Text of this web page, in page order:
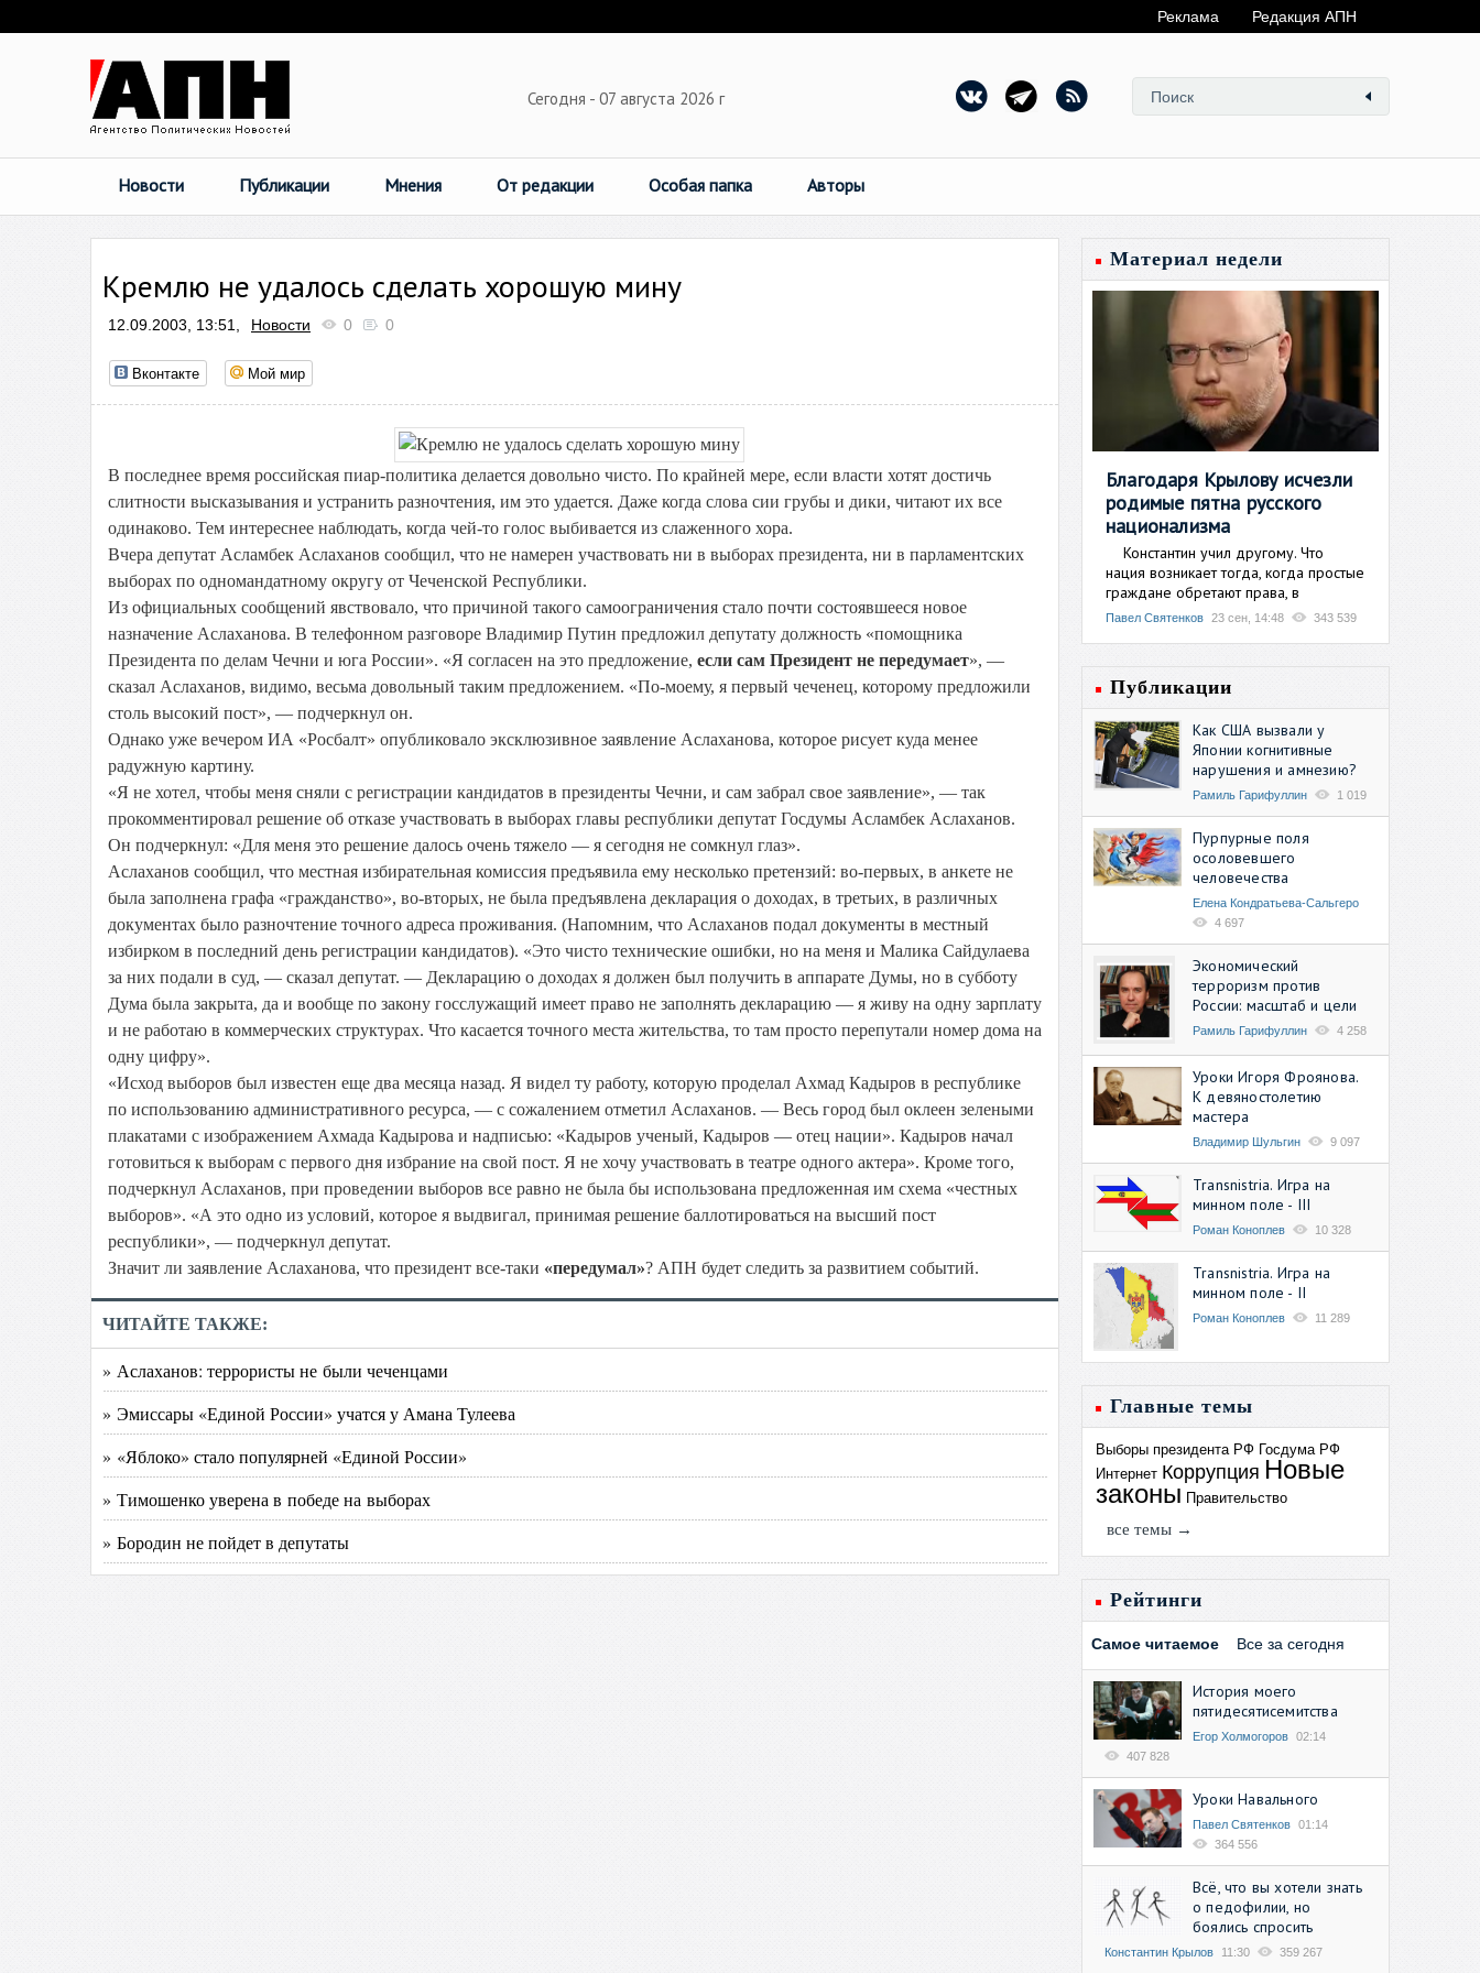
Реклама Редакция АПН
Сегодня - 07 августа 2026 г
Новости Публикации Мнения От редакции Особая папка Авторы
Кремлю не удалось сделать хорошую мину
12.09.2003, 13:51, Новости 0 0
Вконтакте Мой мир
В последнее время российская пиар-политика делается довольно чисто. По крайней мере, если власти хотят достичь
слитности высказывания и устранить разночтения, им это удается. Даже когда слова сии грубы и дики, читают их все
одинаково. Тем интереснее наблюдать, когда чей-то голос выбивается из слаженного хора.
Вчера депутат Асламбек Аслаханов сообщил, что не намерен участвовать ни в выборах президента, ни в парламентских
выборах по одномандатному округу от Чеченской Республики.
Из официальных сообщений явствовало, что причиной такого самоограничения стало почти состоявшееся новое
назначение Аслаханова. В телефонном разговоре Владимир Путин предложил депутату должность «помощника
Президента по делам Чечни и юга России». «Я согласен на это предложение, если сам Президент не передумает», —
сказал Аслаханов, видимо, весьма довольный таким предложением. «По-моему, я первый чеченец, которому предложили
столь высокий пост», — подчеркнул он.
Однако уже вечером ИА «Росбалт» опубликовало эксклюзивное заявление Аслаханова, которое рисует куда менее
радужную картину.
«Я не хотел, чтобы меня сняли с регистрации кандидатов в президенты Чечни, и сам забрал свое заявление», — так
прокомментировал решение об отказе участвовать в выборах главы республики депутат Госдумы Асламбек Аслаханов.
Он подчеркнул: «Для меня это решение далось очень тяжело — я сегодня не сомкнул глаз».
Аслаханов сообщил, что местная избирательная комиссия предъявила ему несколько претензий: во-первых, в анкете не
была заполнена графа «гражданство», во-вторых, не была предъявлена декларация о доходах, в третьих, в различных
документах было разночтение точного адреса проживания. (Напомним, что Аслаханов подал документы в местный
избирком в последний день регистрации кандидатов). «Это чисто технические ошибки, но на меня и Малика Сайдулаева
за них подали в суд, — сказал депутат. — Декларацию о доходах я должен был получить в аппарате Думы, но в субботу
Дума была закрыта, да и вообще по закону госслужащий имеет право не заполнять декларацию — я живу на одну зарплату
и не работаю в коммерческих структурах. Что касается точного места жительства, то там просто перепутали номер дома на
одну цифру».
«Исход выборов был известен еще два месяца назад. Я видел ту работу, которую проделал Ахмад Кадыров в республике
по использованию административного ресурса, — с сожалением отметил Аслаханов. — Весь город был оклеен зелеными
плакатами с изображением Ахмада Кадырова и надписью: «Кадыров ученый, Кадыров — отец нации». Кадыров начал
готовиться к выборам с первого дня избрание на свой пост. Я не хочу участвовать в театре одного актера». Кроме того,
подчеркнул Аслаханов, при проведении выборов все равно не была бы использована предложенная им схема «честных
выборов». «А это одно из условий, которое я выдвигал, принимая решение баллотироваться на высший пост
республики», — подчеркнул депутат.
Значит ли заявление Аслаханова, что президент все-таки «передумал»? АПН будет следить за развитием событий.
ЧИТАЙТЕ ТАКЖЕ:
» Аслаханов: террористы не были чеченцами
» Эмиссары «Единой России» учатся у Амана Тулеева
» «Яблоко» стало популярней «Единой России»
» Тимошенко уверена в победе на выборах
» Бородин не пойдет в депутаты
Материал недели
Благодаря Крылову исчезли
родимые пятна русского
национализма
Константин учил другому. Что
нация возникает тогда, когда простые
граждане обретают права, в
Павел Святенков 23 сен, 14:48 343 539
Публикации
Как США вызвали у
Японии когнитивные
нарушения и амнезию?
Рамиль Гарифуллин 1 019
Пурпурные поля
осоловевшего
человечества
Елена Кондратьева-Сальгеро
4 697
Экономический
терроризм против
России: масштаб и цели
Рамиль Гарифуллин 4 258
Уроки Игоря Фроянова.
К девяностолетию
мастера
Владимир Шульгин 9 097
Transnistria. Игра на
минном поле - III
Роман Коноплев 10 328
Transnistria. Игра на
минном поле - II
Роман Коноплев 11 289
Главные темы
Выборы президента РФ Госдума РФ
Интернет Коррупция Новые
законы Правительство
все темы →
Рейтинги
Самое читаемое Все за сегодня
История моего
пятидесятисемитства
Егор Холмогоров 02:14
407 828
Уроки Навального
Павел Святенков 01:14
364 556
Всё, что вы хотели знать
о педофилии, но
боялись спросить
Константин Крылов 11:30 359 267